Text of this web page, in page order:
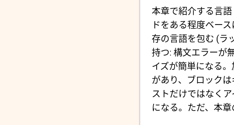
本章で紹介する言
ドをある程度ベー
存の言語を包む (ラ
持つ: 構文エラーが
イズが簡単になる
があり、ブロック
ストだけではなく
になる。ただ、本